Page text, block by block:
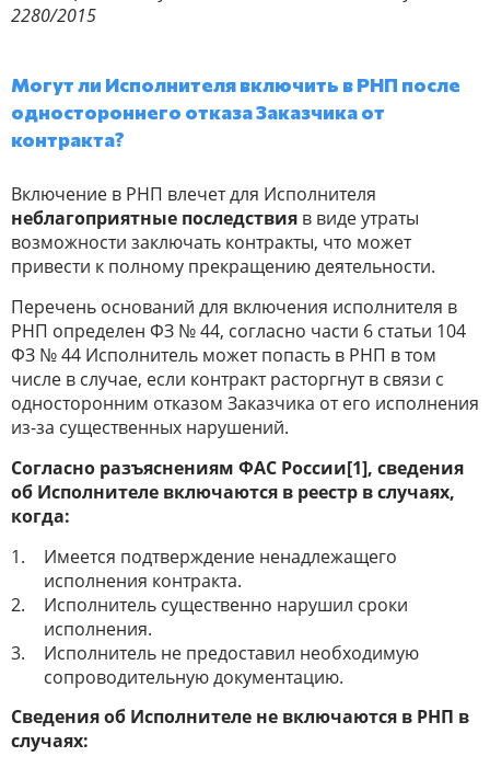
2280/2015
Могут ли Исполнителя включить в РНП после
одностороннего отказа Заказчика от
контракта?
Включение в РНП влечет для Исполнителя
неблагоприятные последствия в виде утраты
возможности заключать контракты, что может
привести к полному прекращению деятельности.
Перечень оснований для включения исполнителя в
РНП определен ФЗ № 44, согласно части 6 статьи 104
ФЗ № 44 Исполнитель может попасть в РНП в том
числе в случае, если контракт расторгнут в связи с
односторонним отказом Заказчика от его исполнения
из-за существенных нарушений.
Согласно разъяснениям ФАС России[1], сведения
об Исполнителе включаются в реестр в случаях,
когда:
Имеется подтверждение ненадлежащего
исполнения контракта.
Исполнитель существенно нарушил сроки
исполнения.
Исполнитель не предоставил необходимую
сопроводительную документацию.
Сведения об Исполнителе не включаются в РНП в
случаях: